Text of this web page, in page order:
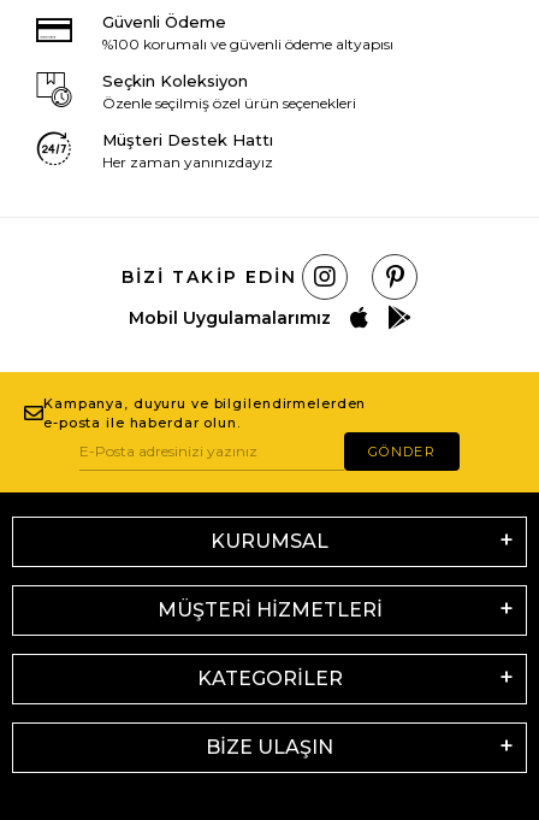
Güvenli Ödeme
%100 korumalı ve güvenli ödeme altyapısı
Seçkin Koleksiyon
Özenle seçilmiş özel ürün seçenekleri
Müşteri Destek Hattı
Her zaman yanınızdayız
BIZI TAKIP EDIN
Mobil Uygulamalarımız
Kampanya, duyuru ve bilgilendirmelerden
e-posta ile haberdar olun.
GÖNDER
KURUMSAL
MÜŞTERİ HİZMETLERİ
KATEGORİLER
BİZE ULAŞIN